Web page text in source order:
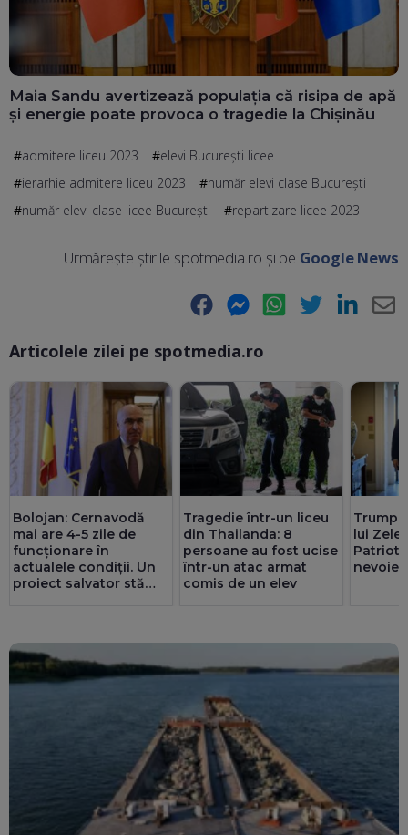
Maia Sandu avertizează populația că risipa de apă
și energie poate provoca o tragedie la Chișinău
admitere liceu 2023
elevi București licee
ierarhie admitere liceu 2023
număr elevi clase București
număr elevi clase licee București
repartizare licee 2023
Urmărește știrile spotmedia.ro și pe Google News
Facebook Messenger WhatsApp Twitter LinkedIn
Articolele zilei pe spotmedia.ro
Bolojan: Cernavodă
mai are 4-5 zile de
funcționare în
actualele condiții. Un
proiect salvator stă
energie cu până la 300
MW
Tragedie într-un liceu
din Thailanda: 8
persoane au fost ucise
într-un atac armat
comis de un elev
Trump,
lui
Patriot:
nevoie